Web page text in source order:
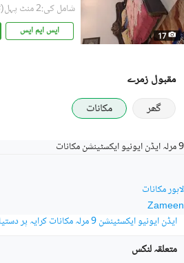
17
شامل کی:2 منٹ پہل
ایس ایم ایس
مقبول زمرے
گھر
مکانات
Zameen
لاہور مکانات
9 مرلہ ایڈن ایونیو ایکسٹینشن مکانات
ایڈن ایونیو ایکسٹینشن 9 مرلہ مکانات کرایہ پر دستیاب
متعلقہ لنکس